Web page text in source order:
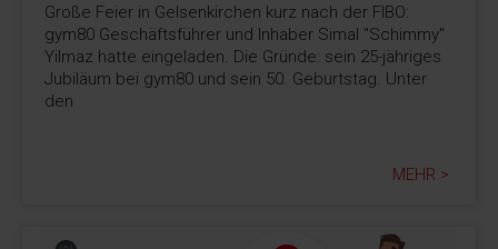
Große Feier in Gelsenkirchen kurz nach der FIBO:
gym80 Geschäftsführer und Inhaber Simal "Schimmy"
Yilmaz hatte eingeladen. Die Gründe: sein 25-jähriges
Jubiläum bei gym80 und sein 50. Geburtstag. Unter
den
MEHR >